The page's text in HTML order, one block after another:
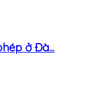
ở Đà...